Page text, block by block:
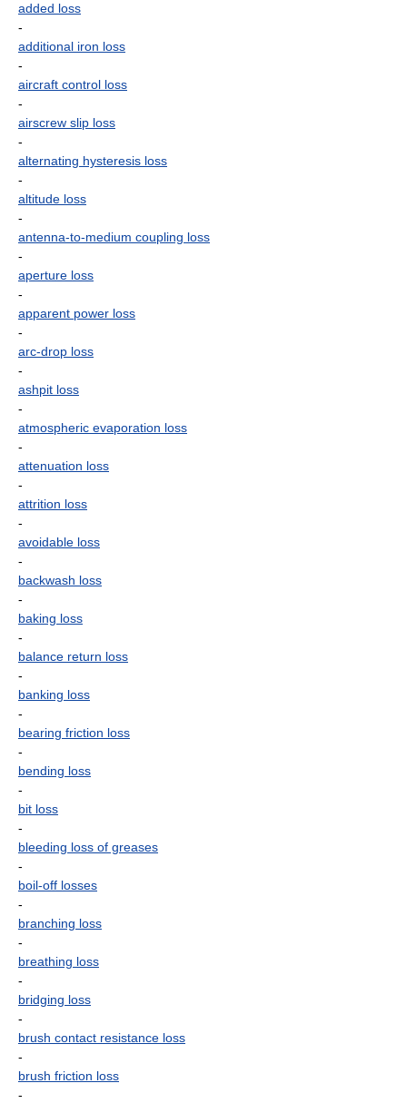
added loss
-
additional iron loss
-
aircraft control loss
-
airscrew slip loss
-
alternating hysteresis loss
-
altitude loss
-
antenna-to-medium coupling loss
-
aperture loss
-
apparent power loss
-
arc-drop loss
-
ashpit loss
-
atmospheric evaporation loss
-
attenuation loss
-
attrition loss
-
avoidable loss
-
backwash loss
-
baking loss
-
balance return loss
-
banking loss
-
bearing friction loss
-
bending loss
-
bit loss
-
bleeding loss of greases
-
boil-off losses
-
branching loss
-
breathing loss
-
bridging loss
-
brush contact resistance loss
-
brush friction loss
-